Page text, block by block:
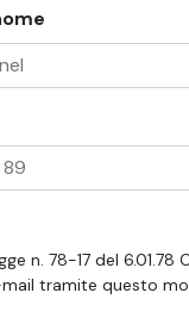
n. 78-17 del
mail tramite questo